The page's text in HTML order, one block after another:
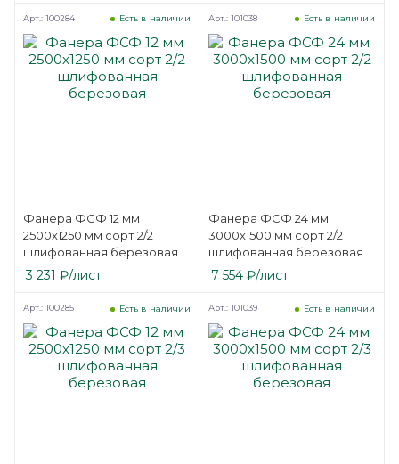
Фанера ФСФ 12 мм
2500х1250 мм сорт 2/2
шлифованная березовая
Есть в наличии
Арт.: 100284
3 231 ₽/лист
Фанера ФСФ 24 мм
3000х1500 мм сорт 2/2
шлифованная березовая
Есть в наличии
Арт.: 101038
7 554₽/лист
Есть в наличии
Арт.: 100285 Есть в наличии
Арт.: 101039